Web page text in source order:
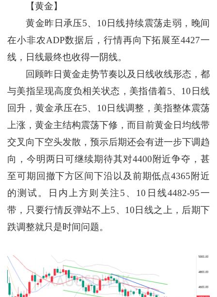
【黄金】
黄金昨日承压5、10日线持续震荡走弱，晚间
在小非农ADP数据后，行情再向下拓展至4427一
线，日线最终也收得一阴线。
回顾昨日黄金走势节奏以及日线收线形态，都
与美指呈现高度负相关状态，美指借着5、10日线
回升，黄金承压在5、10日线调整，美指整体震荡
上涨，黄金主结构震荡下修，而目前黄金日均线带
交叉向下空头发散，预示后期还会有进一步下调趋
向，今明两日可继续期待其对4400附近争夺，甚
至可期回撤下方区间下沿以及前期低点4365附近
的测试。日内上方则关注5、10日线4482-95一
带，只要行情反弹站不上5、10日线之上，后期下
跌调整就只是时间问题。